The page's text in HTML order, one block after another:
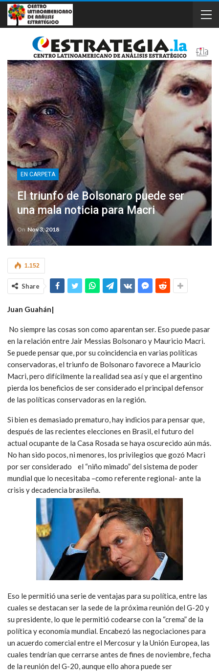
EN CARPETA
El triunfo de Bolsonaro puede ser
una mala noticia para Macri
On Nov 3, 2018
1.152
Share
Juan Guahán|
No siempre las cosas son como aparentan ser. Eso puede pasar
en la relación entre Jair Messias Bolsonaro y Mauricio Macri
Se puede pensar que, por su coincidencia en varias políticas
conservadoras, el triunfo de Bolsonaro favorece a Mauricio
Macri, pero difícilmente la realidad sea así y que el argentino
pierda los beneficios de ser considerado el principal defensor
de las políticas conservadoras en la región.
Si bien es demasiado prematuro, hay indicios para pensar que,
después de las recientes elecciones en Brasil, el futuro del
actual ocupante de la Casa Rosada se haya oscurecido aún más.
No han sido pocos, ni menores, los privilegios que gozó Macri
por ser considerado el “niño mimado” del sistema de poder
mundial que lo necesitaba –como referente regional- ante la
crisis y decadencia brasileña.
Eso le permitió una serie de ventajas para su política, entre las
cuales se destacan ser la sede de la próxima reunión del G-20 y
su presidente, lo que le permitió codearse con la “crema” de la
política y economía mundial. Encabezó las negociaciones para
un acuerdo comercial entre el Mercosur y la Unión Europea, las
cuales tendrían que cerrarse antes de fines de noviembre, fecha
de la reunión del G-20, aunque ello ahora puede ser